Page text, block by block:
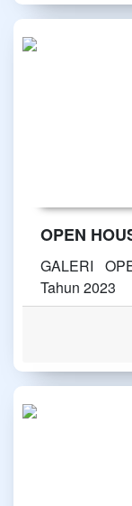
OPEN
GALERI
Tahun 2023